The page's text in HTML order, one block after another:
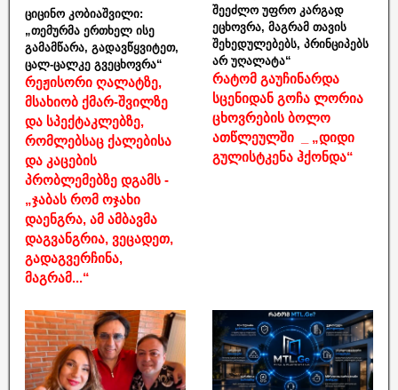
ციცინო კობიაშვილი:
„თემურმა ერთხელ ისე
გამამწარა, გადავწყვიტეთ,
ცალ-ცალკე გვეცხოვრა“
რეჟისორი ღალატზე,
მსახიობ ქმარ-შვილზე
და სპექტაკლებზე,
რომლებსაც ქალებისა
და კაცების
პრობლემებზე დგამს -
„ჯაბას რომ ოჯახი
დაენგრა, ამ ამბავმა
დაგვანგრია, ვეცადეთ,
გადაგვერჩინა,
მაგრამ...“
შეეძლო უფრო კარგად
ეცხოვრა, მაგრამ თავის
შეხედულებებს, პრინციპებს
არ უღალატა“
რატომ გაუჩინარდა
სცენიდან გოჩა ლორია
ცხოვრების ბოლო
ათწლეულში _ „დიდი
გულისტკენა ჰქონდა“